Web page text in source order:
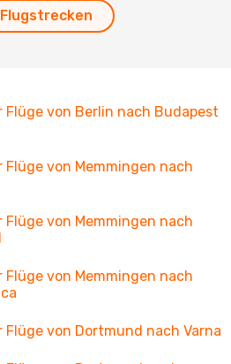
Flüge von Berlin nach Budapest
Flüge von Memmingen nach
Flüge von Memmingen nach
Flüge von Memmingen nach
Flüge von Dortmund nach Varna